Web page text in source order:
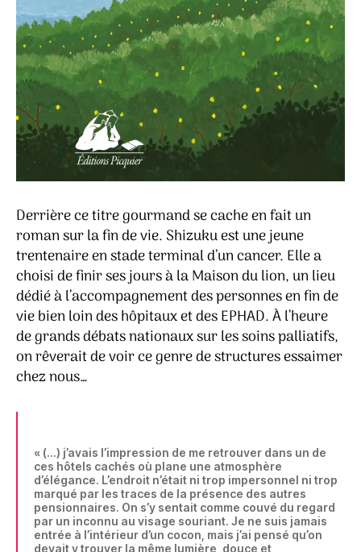
Derrière ce titre gourmand se cache en fait un
roman sur la fin de vie. Shizuku est une jeune
trentenaire en stade terminal d’un cancer. Elle a
choisi de finir ses jours à la Maison du lion, un lieu
dédié à l’accompagnement des personnes en fin de
vie bien loin des hôpitaux et des EPHAD. À l’heure
de grands débats nationaux sur les soins palliatifs,
on rêverait de voir ce genre de structures essaimer
chez nous…
« (…) j’avais l’impression de me retrouver dans un de
ces hôtels cachés où plane une atmosphère
d’élégance. L’endroit n’était ni trop impersonnel ni trop
marqué par les traces de la présence des autres
pensionnaires. On s’y sentait comme couvé du regard
par un inconnu au visage souriant. Je ne suis jamais
entrée à l’intérieur d’un cocon, mais j’ai pensé qu’on
devait y trouver la même lumière, douce et